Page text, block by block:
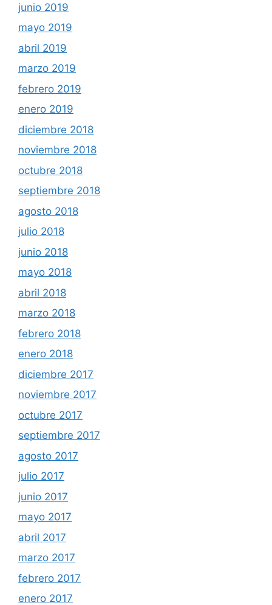
junio 2019
mayo 2019
abril 2019
marzo 2019
febrero 2019
enero 2019
diciembre 2018
noviembre 2018
octubre 2018
septiembre 2018
agosto 2018
julio 2018
junio 2018
mayo 2018
abril 2018
marzo 2018
febrero 2018
enero 2018
diciembre 2017
noviembre 2017
octubre 2017
septiembre 2017
agosto 2017
julio 2017
junio 2017
mayo 2017
abril 2017
marzo 2017
febrero 2017
enero 2017